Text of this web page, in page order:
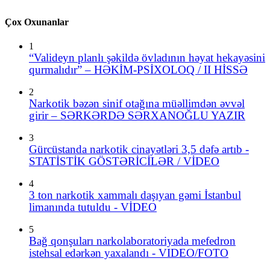
Çox Oxunanlar
1
“Valideyn planlı şəkildə övladının həyat hekayəsini
qurmalıdır” – HƏKİM-PSİXOLOQ / II HİSSƏ
2
Narkotik bəzən sinif otağına müəllimdən əvvəl
girir – SƏRKƏRDƏ SƏRXANOĞLU YAZIR
3
Gürcüstanda narkotik cinayətləri 3,5 dəfə artıb -
STATİSTİK GÖSTƏRİCİLƏR / VİDEO
4
3 ton narkotik xammalı daşıyan gəmi İstanbul
limanında tutuldu - VİDEO
5
Bağ qonşuları narkolaboratoriyada mefedron
istehsal edərkən yaxalandı - VIDEO/FOTO